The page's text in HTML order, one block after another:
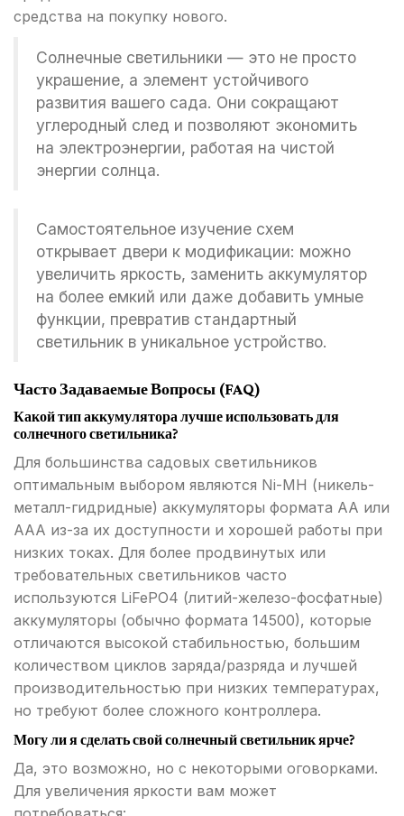
средства на покупку нового.
Солнечные светильники — это не просто
украшение, а элемент устойчивого
развития вашего сада. Они сокращают
углеродный след и позволяют экономить
на электроэнергии, работая на чистой
энергии солнца.
Самостоятельное изучение схем
открывает двери к модификации: можно
увеличить яркость, заменить аккумулятор
на более емкий или даже добавить умные
функции, превратив стандартный
светильник в уникальное устройство.
Часто Задаваемые Вопросы (FAQ)
Какой тип аккумулятора лучше использовать для
солнечного светильника?
Для большинства садовых светильников
оптимальным выбором являются Ni-MH (никель-
металл-гидридные) аккумуляторы формата AA или
AAA из-за их доступности и хорошей работы при
низких токах. Для более продвинутых или
требовательных светильников часто
используются LiFePO4 (литий-железо-фосфатные)
аккумуляторы (обычно формата 14500), которые
отличаются высокой стабильностью, большим
количеством циклов заряда/разряда и лучшей
производительностью при низких температурах,
но требуют более сложного контроллера.
Могу ли я сделать свой солнечный светильник ярче?
Да, это возможно, но с некоторыми оговорками.
Для увеличения яркости вам может